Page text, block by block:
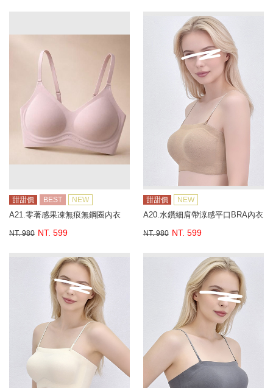
甜甜價 BEST NEW
A21.零著感果凍無痕無鋼圈內衣
NT. 980 NT. 599
甜甜價 NEW
A20.水鑽細肩帶涼感平口BRA內衣
NT. 980 NT. 599